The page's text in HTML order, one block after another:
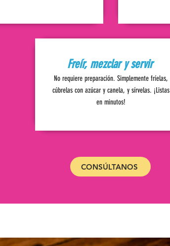
Freír, mezclar y servir
No requiere preparación. Simplemente fríelas,
cúbrelas con azúcar y canela, y sírvelas. ¡Listas
en minutos!
CONSÚLTANOS